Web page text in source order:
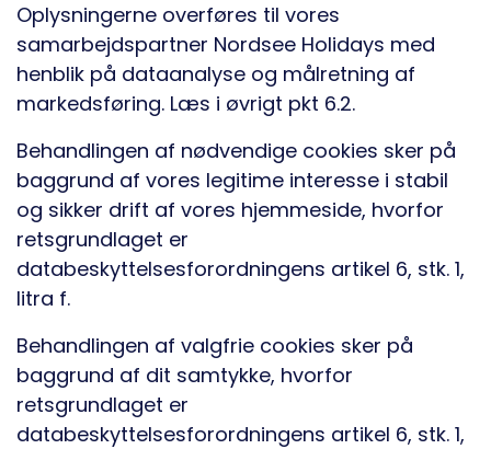
Oplysningerne overføres til vores
samarbejdspartner Nordsee Holidays med
henblik på dataanalyse og målretning af
markedsføring. Læs i øvrigt pkt 6.2.
Behandlingen af nødvendige cookies sker på
baggrund af vores legitime interesse i stabil
og sikker drift af vores hjemmeside, hvorfor
retsgrundlaget er
databeskyttelsesforordningens artikel 6, stk. 1,
litra f.
Behandlingen af valgfrie cookies sker på
baggrund af dit samtykke, hvorfor
retsgrundlaget er
databeskyttelsesforordningens artikel 6, stk. 1,